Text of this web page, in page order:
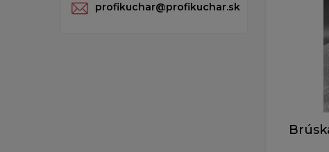
profikuchar@profikuchar.sk